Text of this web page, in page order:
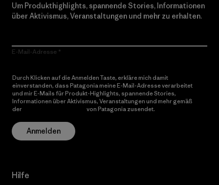
Um Produkthighlights, spannende Stories, Informationen
über Aktivismus, Veranstaltungen und mehr zu erhalten.
E-Mail-Adresse
Durch Klicken auf die Anmelden Taste, erkläre mich damit
einverstanden, dass Patagonia meine E-Mail-Adresse verarbeitet
und mir E-Mails für Produkt-Highlights, spannende Stories,
Informationen über Aktivismus, Veranstaltungen und mehr gemäß
der
von Patagonia zusendet.
Anmelden
Hilfe